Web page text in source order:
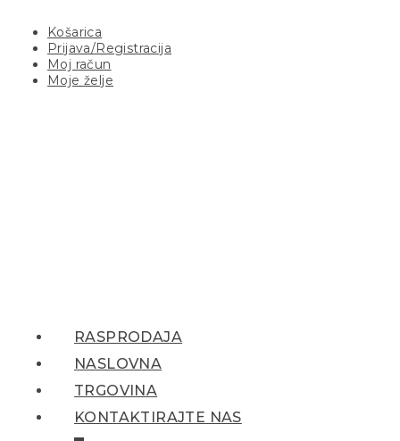
Košarica
Prijava/Registracija
Moj račun
Moje želje
RASPRODAJA
NASLOVNA
TRGOVINA
KONTAKTIRAJTE NAS